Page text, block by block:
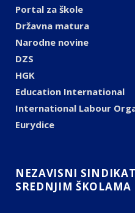
Portal za škole
Državna matura
Narodne novine
DZS
HGK
Education International
International Labour
Eurydice
NEZAVISNI
SREDNJIM ŠKOLAMA